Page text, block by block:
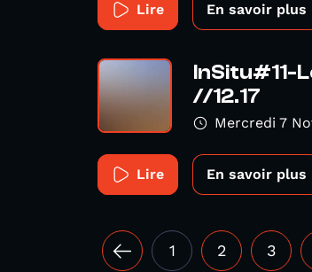
Lire En savoir plus
InSitu#11-
//12.17
Mercredi 7
Lire En savoir plus
1 2 3